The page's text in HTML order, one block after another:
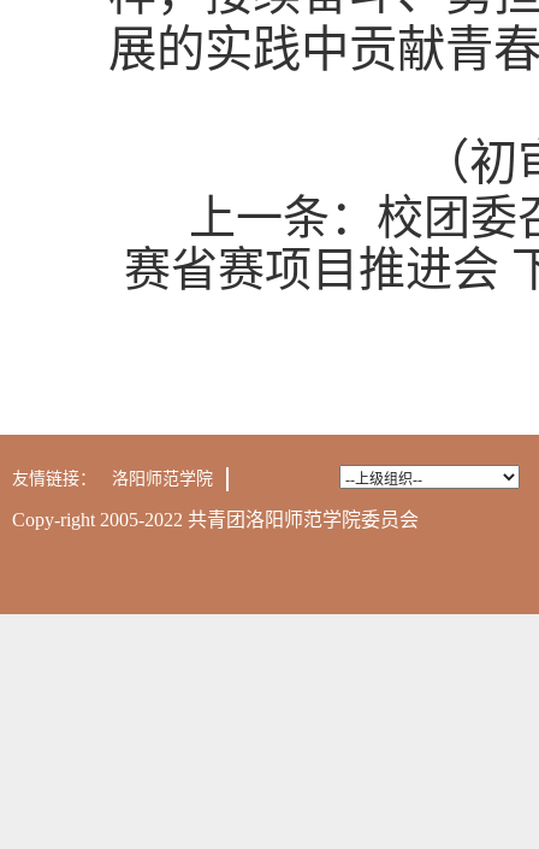
展的实践中贡献青
（
上一条： 校团委
赛省赛项目推进会
友情链接： 洛阳师范学院
Copy-right 2005-2022 共青团洛阳师范学院委员会